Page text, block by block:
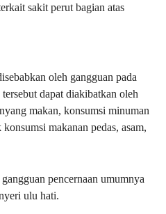
sakit perut bagian atas
oleh gangguan pada
dapat diakibatkan oleh
makan, konsumsi minuman
makanan pedas, asam,
pencernaan umumnya
ulu hati.